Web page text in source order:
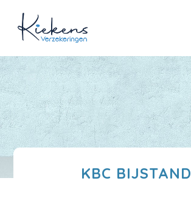
KBC BIJSTAND